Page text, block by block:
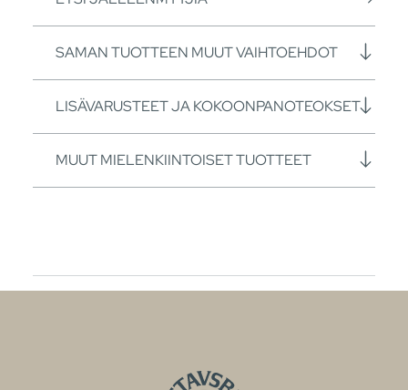
SAMAN TUOTTEEN MUUT VAIHTOEHDOT
LISÄVARUSTEET JA KOKOONPANOTEOKSET
MUUT MIELENKIINTOISET TUOTTEET